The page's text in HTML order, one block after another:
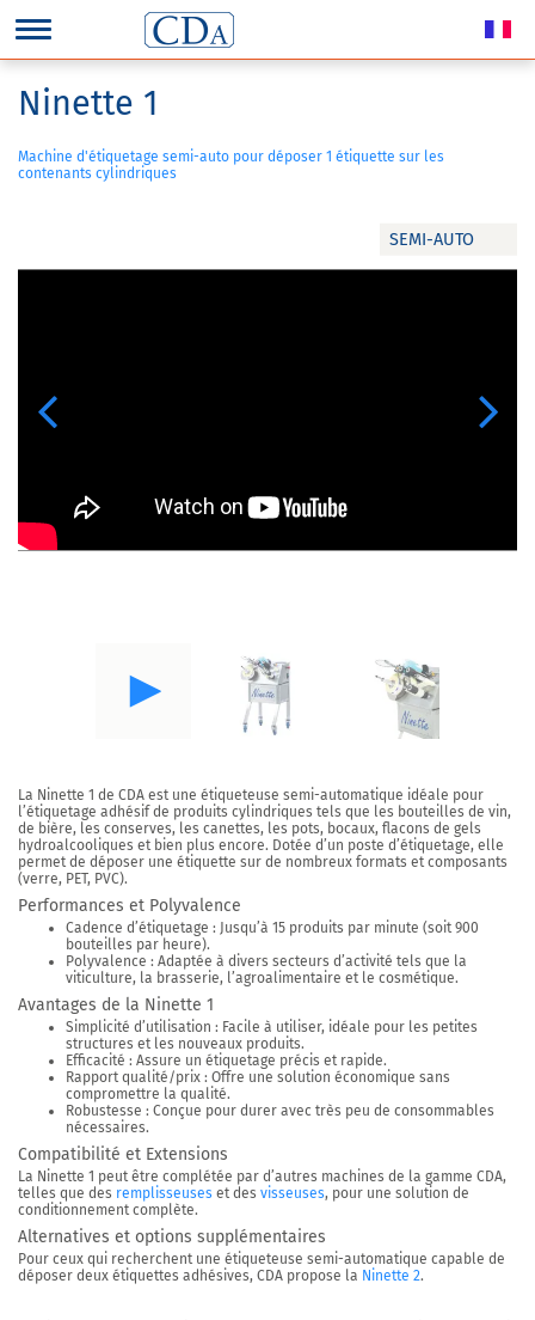
SEMI-AUTO
Previous Next
Ninette 1
Machine d'étiquetage semi-auto pour déposer 1 étiquette sur les
contenants cylindriques
La Ninette 1 de CDA est une étiqueteuse semi-automatique idéale pour
l’étiquetage adhésif de produits cylindriques tels que les bouteilles de vin,
de bière, les conserves, les canettes, les pots, bocaux, flacons de gels
hydroalcooliques et bien plus encore. Dotée d’un poste d’étiquetage, elle
permet de déposer une étiquette sur de nombreux formats et composants
(verre, PET, PVC).
Performances et Polyvalence
Cadence d’étiquetage : Jusqu’à 15 produits par minute (soit 900
bouteilles par heure).
Polyvalence : Adaptée à divers secteurs d’activité tels que la
viticulture, la brasserie, l’agroalimentaire et le cosmétique.
Avantages de la Ninette 1
Simplicité d’utilisation : Facile à utiliser, idéale pour les petites
structures et les nouveaux produits.
Efficacité : Assure un étiquetage précis et rapide.
Rapport qualité/prix : Offre une solution économique sans
compromettre la qualité.
Robustesse : Conçue pour durer avec très peu de consommables
nécessaires.
Compatibilité et Extensions
La Ninette 1 peut être complétée par d’autres machines de la gamme CDA,
telles que des remplisseuses et des visseuses, pour une solution de
conditionnement complète.
Alternatives et options supplémentaires
Pour ceux qui recherchent une étiqueteuse semi-automatique capable de
déposer deux étiquettes adhésives, CDA propose la Ninette 2.